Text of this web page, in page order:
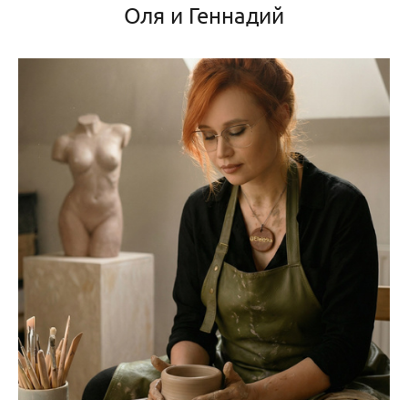
Оля и Геннадий